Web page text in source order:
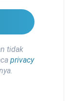
tidak
privacy